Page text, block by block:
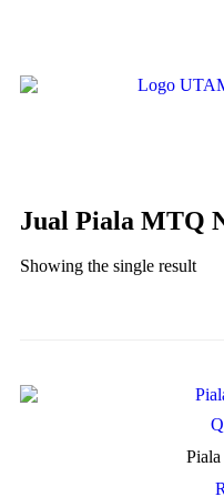
Jual Piala MTQ
Showing the single result